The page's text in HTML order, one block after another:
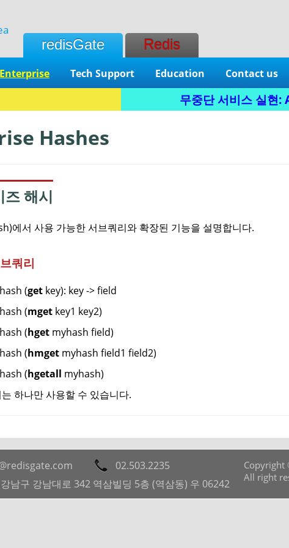
redisGate Redis
Tech Support Education Contact us
무중단 서비스 실현
Hashes
즈 해시
에서 사용 가능한 서브쿼리와 확장된 기능을 설명합니다.
쿼리
(get key): key -> field
(mget key1 key2)
(hget myhash field)
(hmget myhash field1 field2)
(hgetall myhash)
하나만 사용할 수 있습니다.
남구 강남대로 342 역삼빌딩 5층 (역삼동) 우 06242
02.503.2235
Copyright
All right